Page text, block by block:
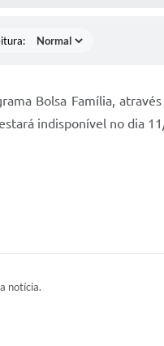
Bolsa Família,
indisponível no dia
notícia.